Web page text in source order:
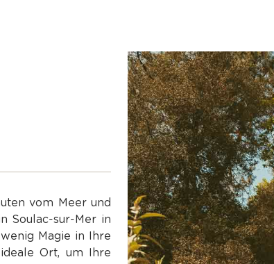
vom Meer und
Soulac-sur-Mer in
Magie in Ihre
Ort, um Ihre